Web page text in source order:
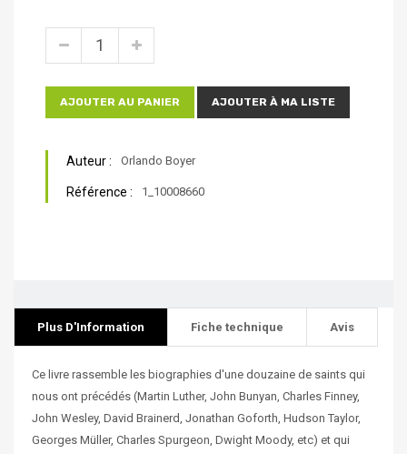
AJOUTER AU PANIER AJOUTER À MA LISTE
Auteur : Orlando Boyer
Référence : 1_10008660
Plus D'Information Fiche technique Avis
Ce livre rassemble les biographies d'une douzaine de saints qui
nous ont précédés (Martin Luther, John Bunyan, Charles Finney,
John Wesley, David Brainerd, Jonathan Goforth, Hudson Taylor,
Georges Müller, Charles Spurgeon, Dwight Moody, etc) et qui